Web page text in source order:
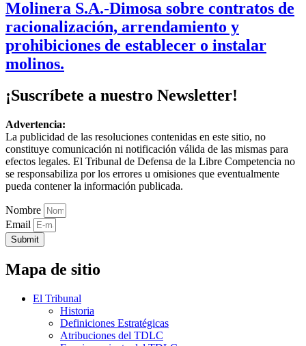
Molinera S.A.-Dimosa sobre contratos de
racionalización, arrendamiento y
prohibiciones de establecer o instalar
molinos.
¡Suscríbete a nuestro Newsletter!
Advertencia:
La publicidad de las resoluciones contenidas en este sitio, no
constituye comunicación ni notificación válida de las mismas para
efectos legales. El Tribunal de Defensa de la Libre Competencia no
se responsabiliza por los errores u omisiones que eventualmente
pueda contener la información publicada.
Nombre
Email
Submit
Mapa de sitio
El Tribunal
Historia
Definiciones Estratégicas
Atribuciones del TDLC